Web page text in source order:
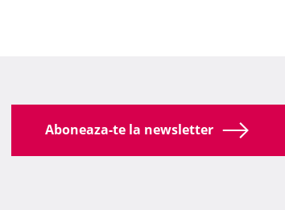
Aboneaza-te la newsletter